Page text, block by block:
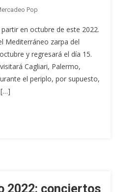
Pop
en octubre de este 2022.
Mediterráneo zarpa del
y regresará el día 15.
Cagliari, Palermo,
el periplo, por supuesto,
[…]
2022: conciertos